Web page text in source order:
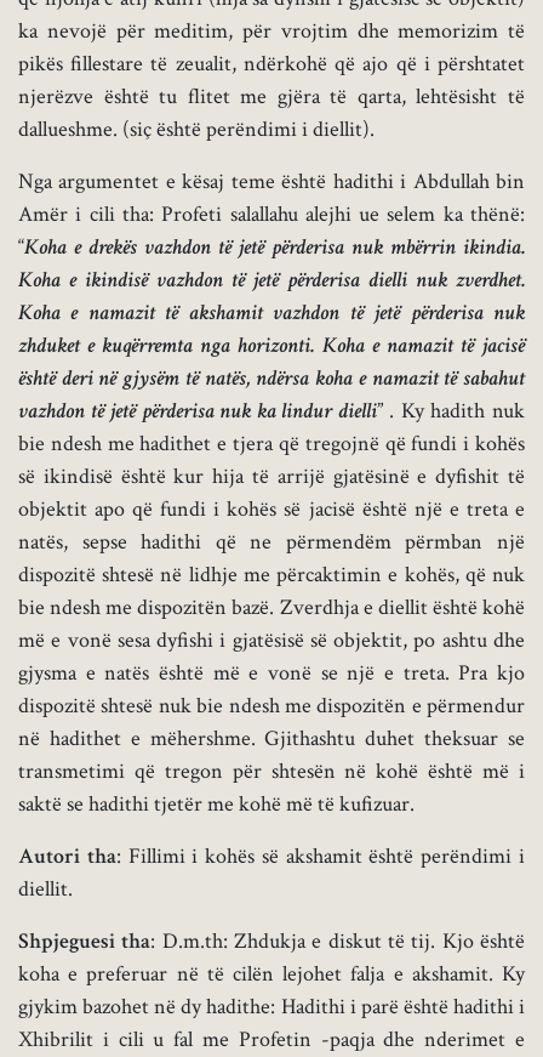
ka nevojë për meditim, për vrojtim dhe memorizim të
pikës fillestare të zeualit, ndërkohë që ajo që i përshtatet
njerëzve është tu flitet me gjëra të qarta, lehtësisht të
dallueshme. (siç është perëndimi i diellit).
Nga argumentet e kësaj teme është hadithi i Abdullah bin
Amër i cili tha: Profeti salallahu alejhi ue selem ka thënë:
“Koha e drekës vazhdon të jetë përderisa nuk mbërrin ikindia.
Koha e ikindisë vazhdon të jetë përderisa dielli nuk zverdhet.
Koha e namazit të akshamit vazhdon të jetë përderisa nuk
zhduket e kuqërremta nga horizonti. Koha e namazit të jacisë
është deri në gjysëm të natës, ndërsa koha e namazit të sabahut
vazhdon të jetë përderisa nuk ka lindur dielli” . Ky hadith nuk
bie ndesh me hadithet e tjera që tregojnë që fundi i kohës
së ikindisë është kur hija të arrijë gjatësinë e dyfishit të
objektit apo që fundi i kohës së jacisë është një e treta e
natës, sepse hadithi që ne përmendëm përmban një
dispozitë shtesë në lidhje me përcaktimin e kohës, që nuk
bie ndesh me dispozitën bazë. Zverdhja e diellit është kohë
më e vonë sesa dyfishi i gjatësisë së objektit, po ashtu dhe
gjysma e natës është më e vonë se një e treta. Pra kjo
dispozitë shtesë nuk bie ndesh me dispozitën e përmendur
në hadithet e mëhershme. Gjithashtu duhet theksuar se
transmetimi që tregon për shtesën në kohë është më i
saktë se hadithi tjetër me kohë më të kufizuar.
Autori tha: Fillimi i kohës së akshamit është perëndimi i
diellit.
Shpjeguesi tha: D.m.th: Zhdukja e diskut të tij. Kjo është
koha e preferuar në të cilën lejohet falja e akshamit. Ky
gjykim bazohet në dy hadithe: Hadithi i parë është hadithi i
Xhibrilit i cili u fal me Profetin -paqja dhe nderimet e